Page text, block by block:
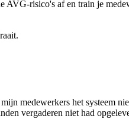
risico's af en train je
medewerkers het
vergaderen niet had